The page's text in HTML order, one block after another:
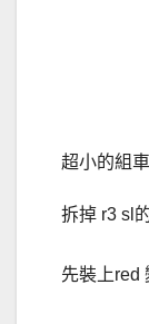
超小的組
拆掉 r3 sl
先裝上red